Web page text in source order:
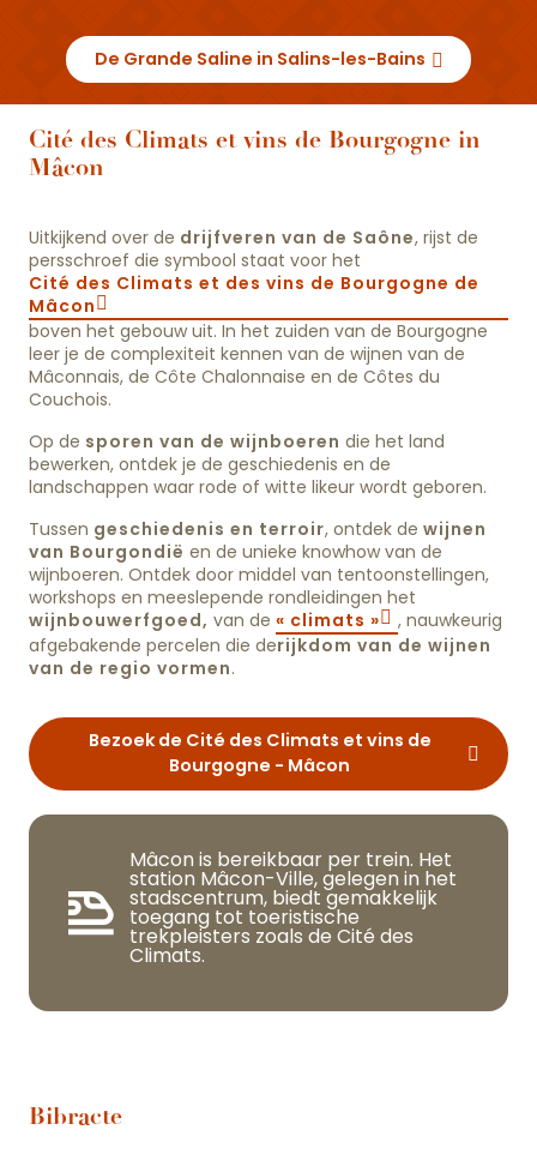
De Grande Saline in Salins-les-Bains
Cité des Climats et vins de Bourgogne in
Mâcon
Uitkijkend over de drijfveren van de Saône, rijst de
persschroef die symbool staat voor het
Cité des Climats et des vins de Bourgogne de
Mâcon
boven het gebouw uit. In het zuiden van de Bourgogne
leer je de complexiteit kennen van de wijnen van de
Mâconnais, de Côte Chalonnaise en de Côtes du
Couchois.
Op de sporen van de wijnboeren die het land
bewerken, ontdek je de geschiedenis en de
landschappen waar rode of witte likeur wordt geboren.
Tussen geschiedenis en terroir, ontdek de wijnen
van Bourgondië en de unieke knowhow van de
wijnboeren. Ontdek door middel van tentoonstellingen,
workshops en meeslepende rondleidingen het
wijnbouwerfgoed, van de « climats »
, nauwkeurig
afgebakende percelen die derijkdom van de wijnen
van de regio vormen.
Bezoek de Cité des Climats et vins de
Bourgogne - Mâcon
Mâcon is bereikbaar per trein. Het
station Mâcon-Ville, gelegen in het
stadscentrum, biedt gemakkelijk
toegang tot toeristische
trekpleisters zoals de Cité des
Climats.
Bibracte